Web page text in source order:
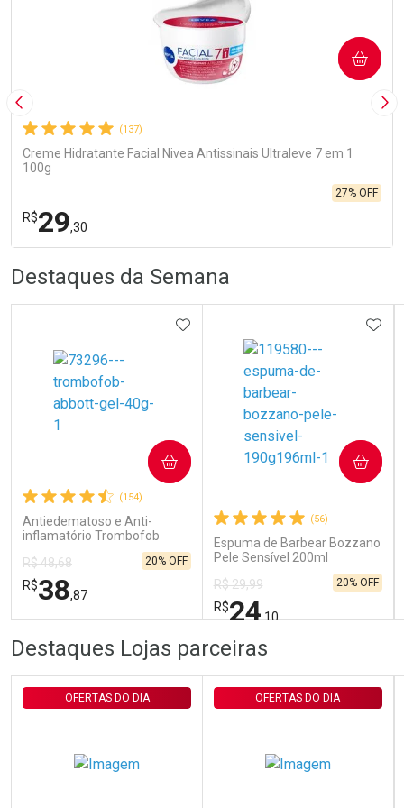
Imagem Anterior
(137)
Creme Hidratante Facial Nivea Antissinais Ultraleve 7 em 1
100g
R$29,30
27% OFF
COMPRAR
Laboratório
Comprar sem Desconto
Por R$ 29,30/cada
Por Menos
Comprar sem Desconto
Por R$ 29,30/cada
Destaques da Semana
(154)
Antiedematoso e Anti-
inflamatório Trombofob
R$ 48,68
R$38,87
20% OFF
ADICIONAR AOS FAVORITOS
COMPRAR
FECHAR
Laboratório
FECHAR
Por Menos
(56)
Espuma de Barbear Bozzano
Pele Sensível 200ml
R$ 29,99
R$24,10
20% OFF
COMPRAR
Por Menos
Destaques Lojas parceiras
OFERTAS DO DIA OFERTAS DO DIA